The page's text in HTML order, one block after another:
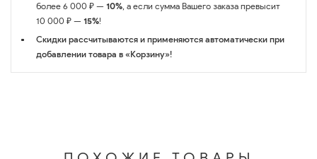
более 6 000 ₽ — 10%, а если сумма Вашего заказа превысит
10 000 ₽ — 15%!
Скидки рассчитываются и применяются автоматически при
добавлении товара в «Корзину»!